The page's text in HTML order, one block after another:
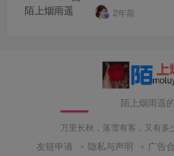
2年前
陌上烟雨遥
万里长秋，落雪有客，又有多
友链申请 隐私与声明 广告